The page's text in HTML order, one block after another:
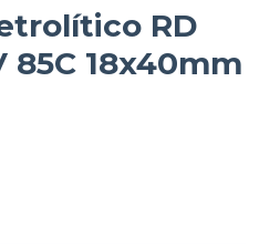
RD
85C 18x40mm